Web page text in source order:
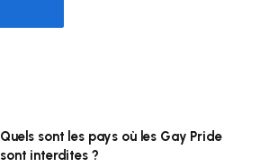
Quels sont les pays où les Gay Pride
sont interdites ?